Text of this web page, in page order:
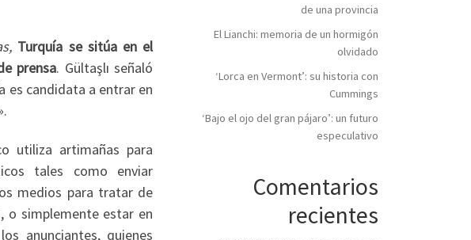
Turquía se sitúa en el
prensa. Gültaşlı señaló
es candidata a entrar en
utiliza artimañas para
tales como enviar
medios para tratar de
o simplemente estar en
anunciantes, quienes
de una provincia
El Lianchi: memoria de un hormigón
olvidado
‘Lorca en Vermont’: su historia con
Cummings
‘Bajo el ojo del gran pájaro’: un futuro
especulativo
Comentarios
recientes